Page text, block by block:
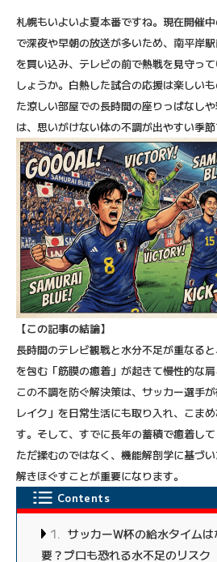
札幌もいよいよ夏本番ですね。現在開催
で深夜や早朝の放送が多いため、南平岸
を買い込み、テレビの前で熱戦を見守っ
しょうか。白熱した試合の応援は楽しい
た涼しい部屋での長時間の座りっぱなし
は、思いがけない体の不調が出やすい季節
【この記事の結論】
長時間のテレビ観戦と水分不足が重なる
を包む「筋膜の癒着」が起きて慢性的な肩
この不調を防ぐ解決策は、サッカー選手
レイク」を日常生活にも取り入れ、こま
す。そして、すでに長年の蓄積で癒着して
ただ揉むのではなく、機能解剖学に基づ
解きほぐすことが重要になります。
Contents
1
サッカーW杯の給水タイムは
要？プロも恐れる水不足のリスク